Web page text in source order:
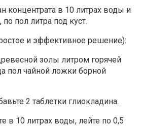
концентрата в 10 литрах воды и
пол литра под куст.
и эффективное решение):
золы литром горячей
пол чайной ложки борной
2 таблетки глиокладина.
в 10 литрах воды, лейте по 0,5